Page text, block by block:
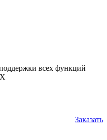
всех функций
Заказать